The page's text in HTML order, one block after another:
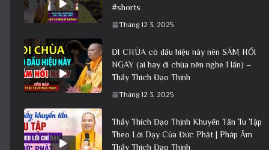
#shorts
Tháng 12 3, 2025
ĐI CHÙA có dấu hiệu này nên SÁM HỐI
NGAY (ai hay đi chùa nên nghe 1 lần) –
Thầy Thích Đạo Thịnh
Tháng 12 3, 2025
Thầy Thích Đạo Thịnh Khuyến Tấn Tu Tập
Theo Lời Dạy Của Đức Phật | Pháp Âm
Thầy Thích Đạo Thịnh